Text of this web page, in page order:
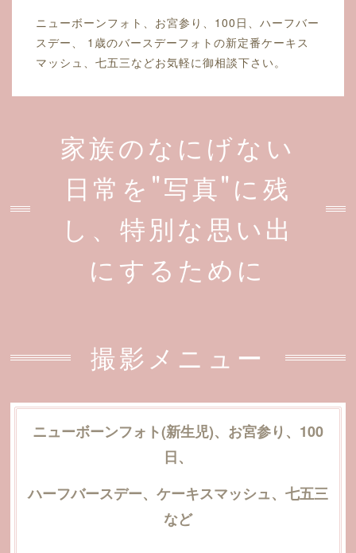
ニューボーンフォト、お宮参り、100日、ハーフバー
スデー、 1歳のバースデーフォトの新定番ケーキス
マッシュ、七五三などお気軽に御相談下さい。
家族のなにげない
日常を"写真"に残
し、特別な思い出
にするために
撮影メニュー
ニューボーンフォト(新生児)、お宮参り、100
日、
ハーフバースデー、ケーキスマッシュ、七五三
など